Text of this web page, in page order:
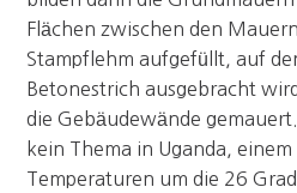
Flächen zwischen den
Stampflehm aufgefüllt, auf
Betonestrich ausgebracht
die Gebäudewände
kein Thema in Uganda,
Temperaturen um die 26 Grad